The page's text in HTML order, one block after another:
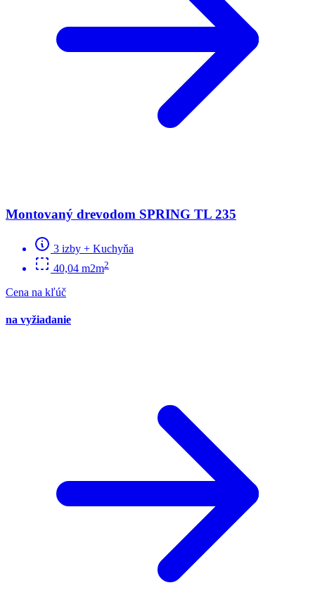
Montovaný drevodom SPRING TL 235
3 izby + Kuchyňa
40,04 m2m2
Cena na kľúč
na vyžiadanie